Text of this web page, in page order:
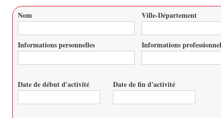
Vous êtes ici
Nom Ville-Département
Informations personnelles Informations
Date de début d'activité Date de fin d'activité